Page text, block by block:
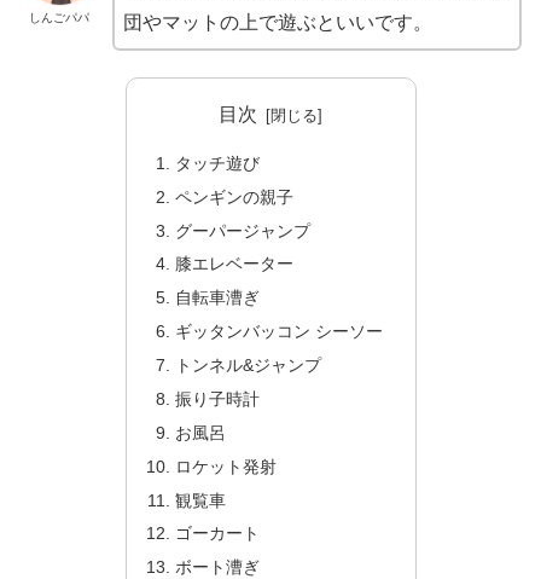
しんごパパ
団やマットの上で遊ぶといいです。
目次
タッチ遊び
ペンギンの親子
グーパージャンプ
膝エレベーター
自転車漕ぎ
ギッタンバッコン シーソー
トンネル&ジャンプ
振り子時計
お風呂
ロケット発射
観覧車
ゴーカート
ボート漕ぎ